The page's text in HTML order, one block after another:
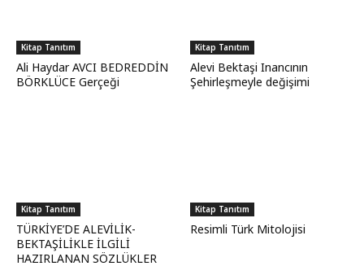
Kitap Tanıtım
Ali Haydar AVCI BEDREDDİN
BÖRKLÜCE Gerçeği
Kitap Tanıtım
Alevi Bektaşi Inancının
Şehirleşmeyle değişimi
Kitap Tanıtım
TÜRKİYE’DE ALEVİLİK-
BEKTAŞİLİKLE İLGİLİ
HAZIRLANAN SÖZLÜKLER
Kitap Tanıtım
Resimli Türk Mitolojisi